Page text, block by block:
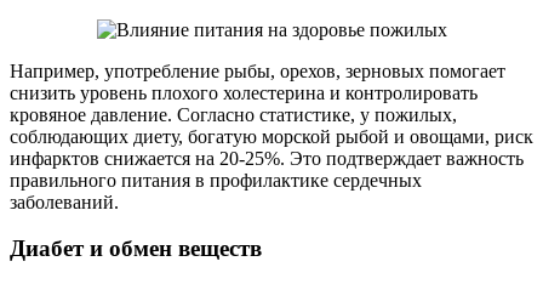
Например, употребление рыбы, орехов, зерновых помогает
снизить уровень плохого холестерина и контролировать
кровяное давление. Согласно статистике, у пожилых,
соблюдающих диету, богатую морской рыбой и овощами, риск
инфарктов снижается на 20-25%. Это подтверждает важность
правильного питания в профилактике сердечных
заболеваний.
Диабет и обмен веществ